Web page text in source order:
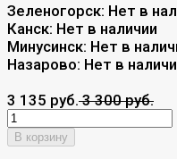
Зеленогорск: Нет в
Канск: Нет в наличии
Минусинск: Нет в
Назарово: Нет в
3 135 руб.3 300 руб.
В корзину